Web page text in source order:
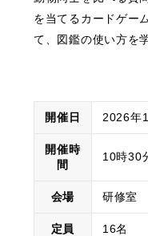
を当てるカードゲー
て、図鑑の使い方を
開催日 2026年
開催時
間
10時30
会場 研修室
定員 16名